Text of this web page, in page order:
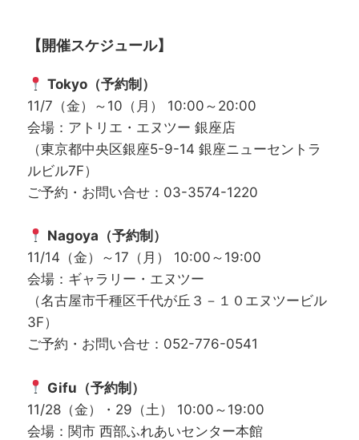
【開催スケジュール】
Tokyo（予約制）
11/7（金）～10（月） 10:00～20:00
会場：アトリエ・エヌツー 銀座店
（東京都中央区銀座5-9-14 銀座ニューセントラ
ルビル7F）
ご予約・お問い合せ：03-3574-1220
Nagoya（予約制）
11/14（金）～17（月） 10:00～19:00
会場：ギャラリー・エヌツー
（名古屋市千種区千代が丘３－１０エヌツービル
3F）
ご予約・お問い合せ：052-776-0541
Gifu（予約制）
11/28（金）・29（土） 10:00～19:00
会場：関市 西部ふれあいセンター本館